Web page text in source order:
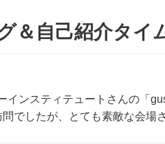
＆自己紹介タイ
インスティテュートさんの「
でしたが、とても素敵な会場